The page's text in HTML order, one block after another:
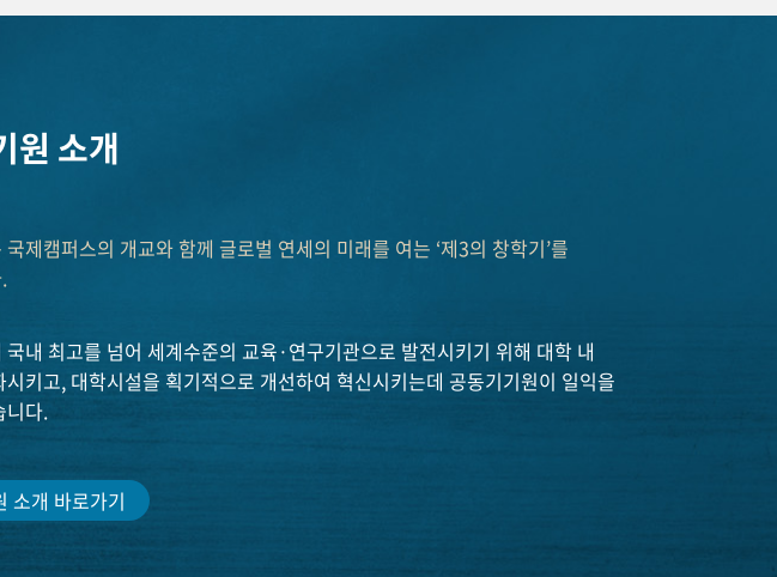
원 소개
제캠퍼스의 개교와 함께 글로벌 연세의 미래를 여는 ‘제3의 창학기’를
내 최고를 넘어 세계수준의 교육·연구기관으로 발전시키기 위해 대학 내
시키고, 대학시설을 획기적으로 개선하여 혁신시키는데 공동기기원이 일익을
니다.
소개 바로가기